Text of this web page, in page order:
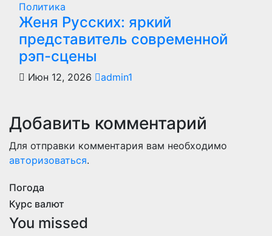
Политика
Женя Русских: яркий
представитель современной
рэп-сцены
Июн 12, 2026 admin1
Добавить комментарий
Для отправки комментария вам необходимо
авторизоваться.
Погода
Курс валют
You missed